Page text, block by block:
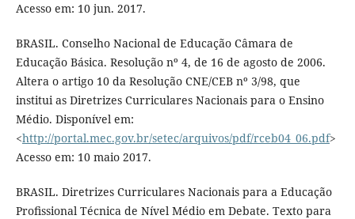
Acesso em: 10 jun. 2017.
BRASIL. Conselho Nacional de Educação Câmara de
Educação Básica. Resolução nº 4, de 16 de agosto de 2006.
Altera o artigo 10 da Resolução CNE/CEB nº 3/98, que
institui as Diretrizes Curriculares Nacionais para o Ensino
Médio. Disponível em:
<http://portal.mec.gov.br/setec/arquivos/pdf/rceb04_06.pdf>
Acesso em: 10 maio 2017.
BRASIL. Diretrizes Curriculares Nacionais para a Educação
Proﬁssional Técnica de Nível Médio em Debate. Texto para